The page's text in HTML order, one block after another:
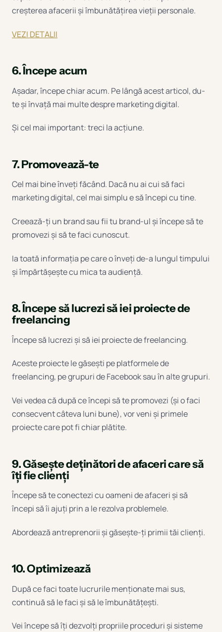
creșterea afacerii și îmbunătățirea vieții personale.
VEZI DETALII
6. Începe acum
Așadar, începe chiar acum. Pe lângă acest articol, du-
te și învață mai multe despre marketing digital.
Și cel mai important: treci la acțiune.
7. Promovează-te
Cel mai bine înveți făcând. Dacă nu ai cui să faci
marketing digital, cel mai simplu e să începi cu tine.
Creează-ți un brand sau fii tu brand-ul și începe să te
promovezi și să te faci cunoscut.
Ia toată informația pe care o înveți de-a lungul timpului
și împărtășește cu mica ta audiență.
8. Începe să lucrezi să iei proiecte de
freelancing
Începe să lucrezi și să iei proiecte de freelancing.
Aceste proiecte le găsești pe platformele de
freelancing, pe grupuri de Facebook sau în alte grupuri.
Vei vedea că după ce începi să te promovezi (și o faci
consecvent câteva luni bune), vor veni și primele
proiecte care pot fi chiar plătite.
9. Găsește deținători de afaceri care să
îți fie clienți
Începe să te conectezi cu oameni de afaceri și să
începi să îi ajuți prin a le rezolva problemele.
Abordează antreprenorii și găsește-ți primii tăi clienți.
10. Optimizează
După ce faci toate lucrurile menționate mai sus,
continuă să le faci și să le îmbunătățești.
Vei începe să îți dezvolți propriile proceduri și sisteme